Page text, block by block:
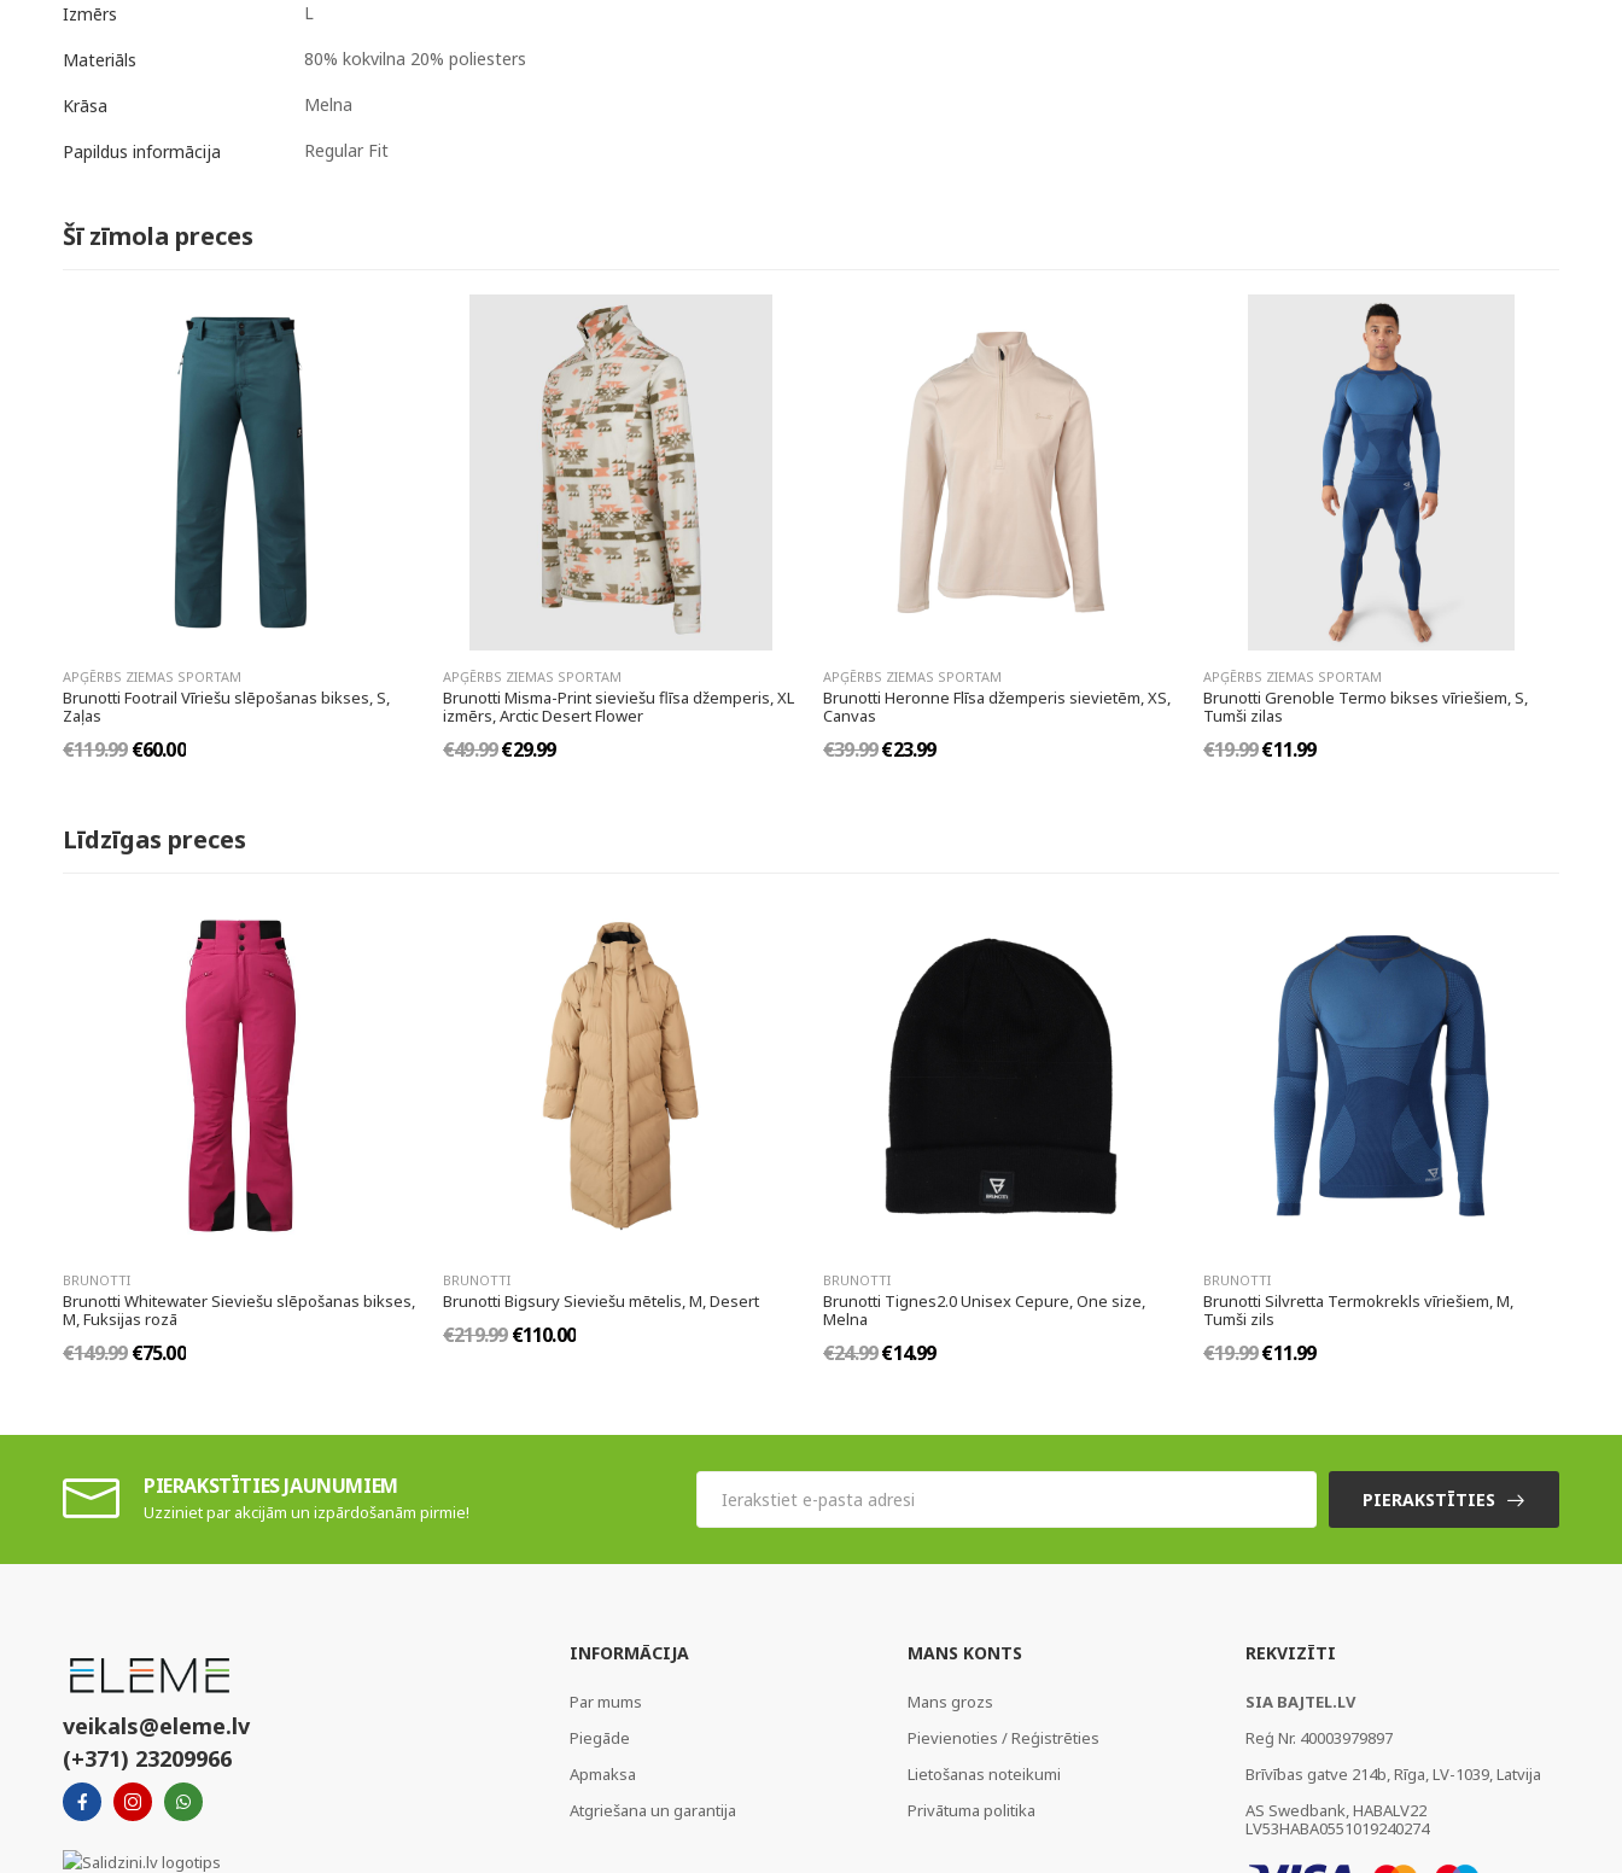
Izmērs L
Materiāls 80% kokvilna 20% poliesters
Krāsa Melna
Papildus informācija Regular Fit
Šī zīmola preces
APĢĒRBS ZIEMAS SPORTAM
Brunotti Footrail Vīriešu slēpošanas bikses, S,
Zaļas
€119.99€60.00
APĢĒRBS ZIEMAS SPORTAM
Brunotti Misma-Print sieviešu flīsa džemperis, XL
izmērs, Arctic Desert Flower
€49.99€29.99
APĢĒRBS ZIEMAS SPORTAM
Brunotti Heronne Flīsa džemperis sievietēm, XS,
Canvas
€39.99€23.99
APĢĒRBS ZIEMAS SPORTAM
Brunotti Grenoble Termo bikses vīriešiem, S,
Tumši zilas
€19.99€11.99
Līdzīgas preces
BRUNOTTI
Brunotti Whitewater Sieviešu slēpošanas bikses,
M, Fuksijas rozā
€149.99€75.00
BRUNOTTI
Brunotti Bigsury Sieviešu mētelis, M, Desert
€219.99€110.00
BRUNOTTI
Brunotti Tignes2.0 Unisex Cepure, One size,
Melna
€24.99€14.99
BRUNOTTI
Brunotti Silvretta Termokrekls vīriešiem, M,
Tumši zils
€19.99€11.99
PIERAKSTĪTIES JAUNUMIEM
Uzziniet par akcijām un izpārdošanām pirmie!
PIERAKSTĪTIES
veikals@eleme.lv
(+371) 23209966
INFORMĀCIJA
Par mums
Piegāde
Apmaksa
Atgriešana un garantija
MANS KONTS
Mans grozs
Pievienoties / Reģistrēties
Lietošanas noteikumi
Privātuma politika
REKVIZĪTI
SIA BAJTEL.LV
Reģ Nr. 40003979897
Brīvības gatve 214b, Rīga, LV-1039, Latvija
AS Swedbank, HABALV22
LV53HABA0551019240274